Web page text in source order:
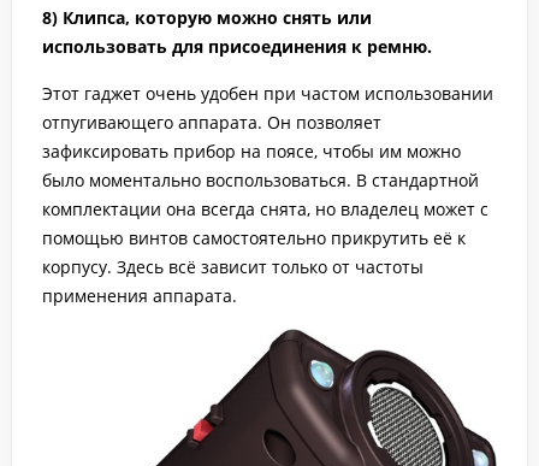
8) Клипса, которую можно снять или
использовать для присоединения к ремню.
Этот гаджет очень удобен при частом использовании
отпугивающего аппарата. Он позволяет
зафиксировать прибор на поясе, чтобы им можно
было моментально воспользоваться. В стандартной
комплектации она всегда снята, но владелец может с
помощью винтов самостоятельно прикрутить её к
корпусу. Здесь всё зависит только от частоты
применения аппарата.